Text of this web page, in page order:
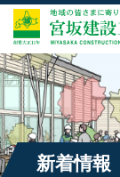
新着情報